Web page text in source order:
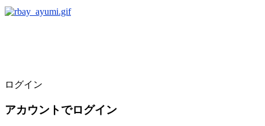
ログイン
アカウントでログイン